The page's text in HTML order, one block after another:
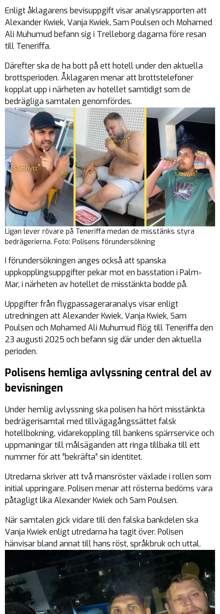
Enligt åklagarens bevisuppgift visar analysrapporten att
Alexander Kwiek, Vanja Kwiek, Sam Poulsen och Mohamed
Ali Muhumud befann sig i Trelleborg dagarna före resan
till Teneriffa.
Därefter ska de ha bott på ett hotell under den aktuella
brottsperioden. Åklagaren menar att brottstelefoner
kopplat upp i närheten av hotellet samtidigt som de
bedrägliga samtalen genomfördes.
Ligan lever rövare på Teneriffa medan de misstänks styra
bedrägerierna. Foto: Polisens förundersökning
I förundersökningen anges också att spanska
uppkopplingsuppgifter pekar mot en basstation i Palm-
Mar, i närheten av hotellet de misstänkta bodde på.
Uppgifter från flygpassageraranalys visar enligt
utredningen att Alexander Kwiek, Vanja Kwiek, Sam
Poulsen och Mohamed Ali Muhumud flög till Teneriffa den
23 augusti 2025 och befann sig där under den aktuella
perioden.
Polisens hemliga avlyssning central del av
bevisningen
Under hemlig avlyssning ska polisen ha hört misstänkta
bedrägerisamtal med tillvägagångssättet falsk
hotellbokning, vidarekoppling till bankens spärrservice och
uppmaningar till målsäganden att ringa tillbaka till ett
nummer för att ”bekräfta” sin identitet.
Utredarna skriver att två mansröster växlade i rollen som
initial uppringare. Polisen menar att rösterna bedöms vara
påtagligt lika Alexander Kwiek och Sam Poulsen.
När samtalen gick vidare till den falska bankdelen ska
Vanja Kwiek enligt utredarna ha tagit över. Polisen
hänvisar bland annat till hans röst, språkbruk och uttal.